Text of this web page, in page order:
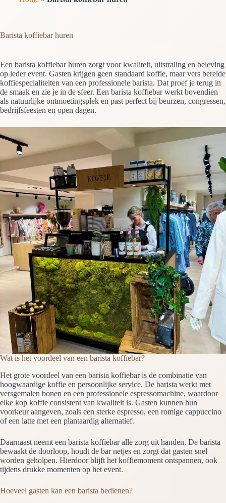
Barista koffiebar huren
Een barista koffiebar huren zorgt voor kwaliteit, uitstraling en beleving
op ieder event. Gasten krijgen geen standaard koffie, maar vers bereide
koffiespecialiteiten van een professionele barista. Dat proef je terug in
de smaak en zie je in de sfeer. Een barista koffiebar werkt bovendien
als natuurlijke ontmoetingsplek en past perfect bij beurzen, congressen,
bedrijfsfeesten en open dagen.
Wat is het voordeel van een barista koffiebar?
Het grote voordeel van een barista koffiebar is de combinatie van
hoogwaardige koffie en persoonlijke service. De barista werkt met
versgemalen bonen en een professionele espressomachine, waardoor
elke kop koffie consistent van kwaliteit is. Gasten kunnen hun
voorkeur aangeven, zoals een sterke espresso, een romige cappuccino
of een latte met een plantaardig alternatief.
Daarnaast neemt een barista koffiebar alle zorg uit handen. De barista
bewaakt de doorloop, houdt de bar netjes en zorgt dat gasten snel
worden geholpen. Hierdoor blijft het koffiemoment ontspannen, ook
tijdens drukke momenten op het event.
Hoeveel gasten kan een barista bedienen?